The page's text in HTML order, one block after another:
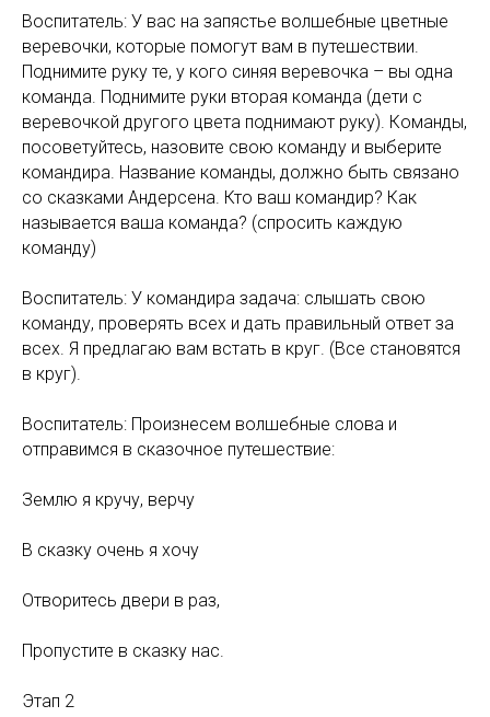
Воспитатель: У вас на запястье волшебные цветные
веревочки, которые помогут вам в путешествии.
Поднимите руку те, у кого синяя веревочка – вы одна
команда. Поднимите руки вторая команда (дети с
веревочкой другого цвета поднимают руку). Команды,
посоветуйтесь, назовите свою команду и выберите
командира. Название команды, должно быть связано
со сказками Андерсена. Кто ваш командир? Как
называется ваша команда? (спросить каждую
команду)
Воспитатель: У командира задача: слышать свою
команду, проверять всех и дать правильный ответ за
всех. Я предлагаю вам встать в круг. (Все становятся
в круг).
Воспитатель: Произнесем волшебные слова и
отправимся в сказочное путешествие:
Землю я кручу, верчу
В сказку очень я хочу
Отворитесь двери в раз,
Пропустите в сказку нас.
Этап 2